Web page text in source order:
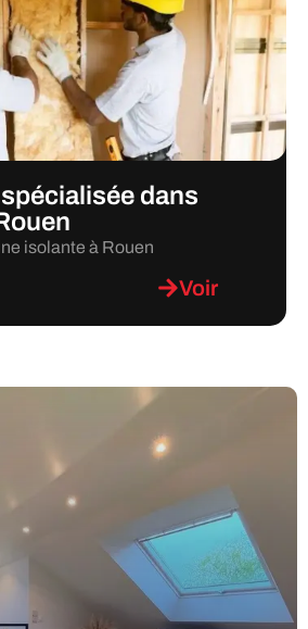
dans
isolante à Rouen
Voir